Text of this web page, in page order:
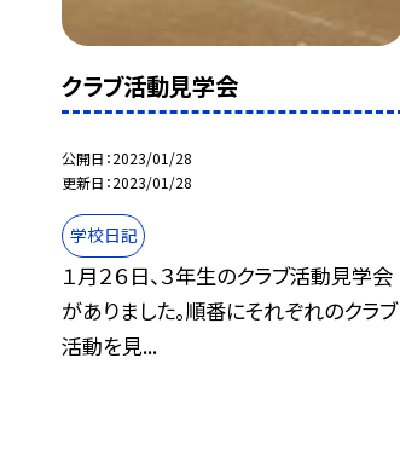
クラブ活動見学会
公開日 2023/01/28
更新日 2023/01/28
学校日記
１月２６日、３年生のクラブ活動見学会
がありました。順番にそれぞれのクラブ
活動を見...